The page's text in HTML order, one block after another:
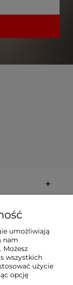
umożliwiają
nam
Możesz
wszystkich
użycie
opcję